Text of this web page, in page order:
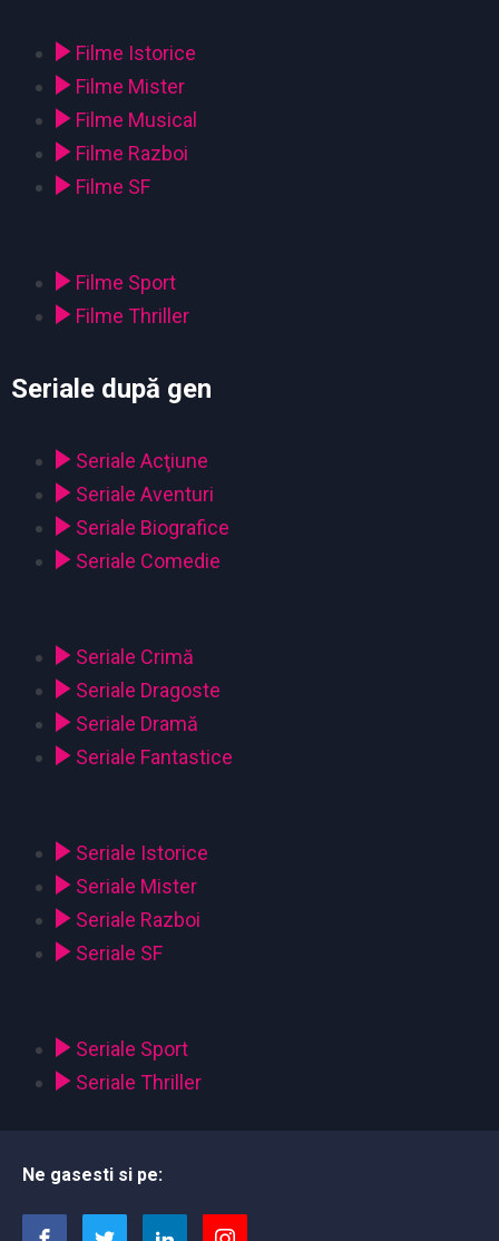
Filme Istorice
Filme Mister
Filme Musical
Filme Razboi
Filme SF
Filme Sport
Filme Thriller
Seriale după gen
Seriale Acţiune
Seriale Aventuri
Seriale Biografice
Seriale Comedie
Seriale Crimă
Seriale Dragoste
Seriale Dramă
Seriale Fantastice
Seriale Istorice
Seriale Mister
Seriale Razboi
Seriale SF
Seriale Sport
Seriale Thriller
Ne gasesti si pe: